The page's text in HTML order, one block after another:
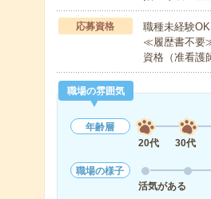
応募資格
職種未経験
≪履歴書不要
資格（准看
職場の雰囲気
年齢層
20代
30代
職場の様子
活気がある